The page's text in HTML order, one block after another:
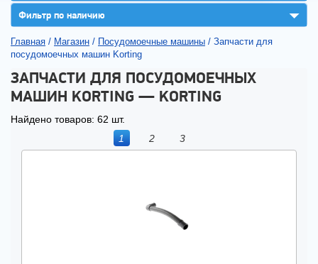
Фильтр по наличию ▼
Главная / Магазин / Посудомоечные машины / Запчасти для
посудомоечных машин Korting
ЗАПЧАСТИ ДЛЯ ПОСУДОМОЕЧНЫХ
МАШИН KORTING — KORTING
Найдено товаров: 62 шт.
1
2 3